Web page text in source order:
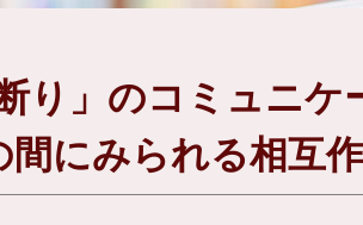
り」のコミュニ
間にみられる相互